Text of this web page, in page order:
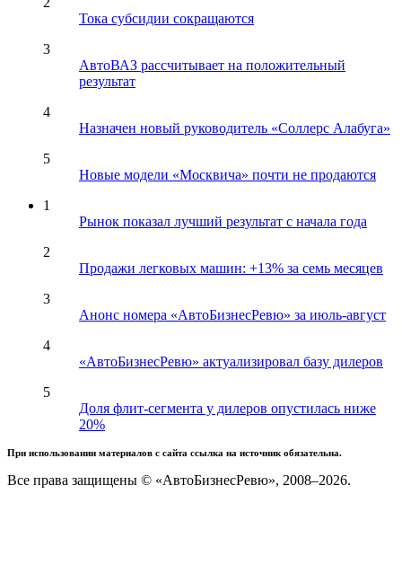
Тока субсидии сокращаются
3
АвтоВАЗ рассчитывает на положительный
результат
4
Назначен новый руководитель «Соллерс Алабуга»
5
Новые модели «Москвича» почти не продаются
1
Рынок показал лучший результат с начала года
2
Продажи легковых машин: +13% за семь месяцев
3
Анонс номера «АвтоБизнесРевю» за июль-август
4
«АвтоБизнесРевю» актуализировал базу дилеров
5
Доля флит-сегмента у дилеров опустилась ниже
20%
При использовании материалов с сайта ссылка на источник обязательна.
Все права защищены © «АвтоБизнесРевю», 2008–2026.